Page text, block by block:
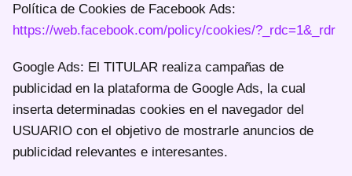
Política de Cookies de Facebook Ads:
https://web.facebook.com/policy/cookies/?_rdc=1&_rdr
Google Ads: El TITULAR realiza campañas de
publicidad en la plataforma de Google Ads, la cual
inserta determinadas cookies en el navegador del
USUARIO con el objetivo de mostrarle anuncios de
publicidad relevantes e interesantes.